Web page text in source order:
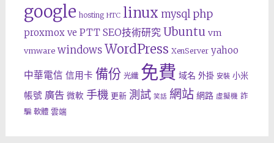
google hosting HTC linux mysql php
proxmox ve PTT SEO技術研究 Ubuntu vm
vmware windows WordPress XenServer yahoo
中華電信 信用卡 備份 光纖 免費 域名 外掛 安裝 小米
帳號 廣告 微軟 手機 更新 測試 笑話 網站 網路 虛擬機 詐
騙 軟體 雲端